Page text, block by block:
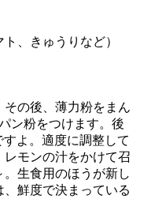
、きゅうりなど）
の後、薄力粉をまん
ン粉をつけます。後
よ。適度に調整して
モンの汁をかけて召
生食用のほうが新し
鮮度で決まっている